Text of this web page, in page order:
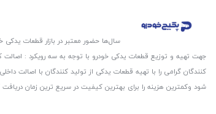
سال‌ها حضور معتبر در بازار قطعات
جهت تهیه و توزیع قطعات یدکی خودرو با توجه به سه رویکرد :
کنندگان گرامی را با تهیه قطعات یدکی از تولید کنندگان با اصالت
شود و‌کمترین هزینه را برای بهترین کیفیت در سریع ترین زمان